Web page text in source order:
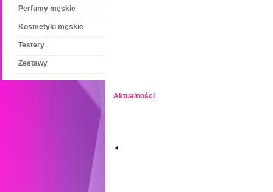
Perfumy męskie
Kosmetyki męskie
Testery
Zestawy
Aktualności